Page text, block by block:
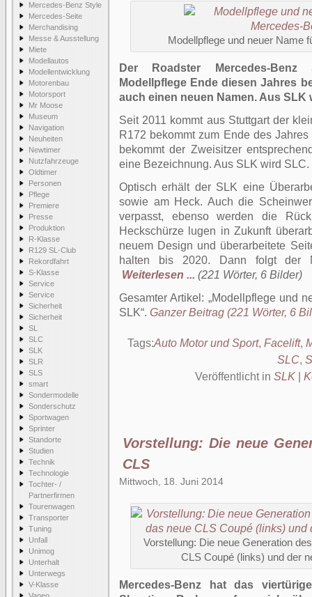
Mercedes-Benz Style
Mercedes-Seite
Merchandising
Messe & Ausstellung
Miete
Modellautos
Modellentwicklung
Motorenbau
Motorsport
Mr Moose
Museum
Navigation
Neuheiten
Newtimer
Nutzfahrzeuge
Oldtimer
Personen
Pflege
Premiere
Presse
Produktion
R-Klasse
R129 SL-Club
Rekordfahrt
S-Klasse
Service
Service
Sicherheit
Sicherheit
SL
SLC
SLK
SLR
SLS
smart
Sondermodelle
Sonderschutz
Sportwagen
Sprinter
Standorte
Studien
Technik
Technologie
Tochter- /
Partnerfirmen
Tourenwagen
Transporter
Tuning
Unfall
Unimog
Unterhalt
Unterwegs
V-Klasse
Modellpflege und neuer Name
Der Roadster Mercedes-
Modellpflege Ende diesen Jahres
auch einen neuen Namen. Aus SLK
Seit 2011 kommt aus Stuttgart der
R172 bekommt zum Ende des
bekommt der Zweisitzer
eine Bezeichnung. Aus SLK wird SLC.
Optisch erhält der SLK eine
sowie am Heck. Auch die
verpasst, ebenso werden die
Heckschürze lugen in Zukunft
neuem Design und überarbeitete
halten bis 2020. Dann folgt der
Weiterlesen ... (221 Wörter, 6 Bilder)
Gesamter Artikel:
Modellpflege und
SLK . Ganzer Beitrag (221 Wörter, 6
Tags:Auto Motor und Sport, Facelift,
SLC,
Veröffentlicht in SLK
Vorstellung: Die neue
CLS
Mittwoch, 18. Juni 2014
Vorstellung: Die neue Generation
CLS Coupé (links) und der
Mercedes-Benz hat das